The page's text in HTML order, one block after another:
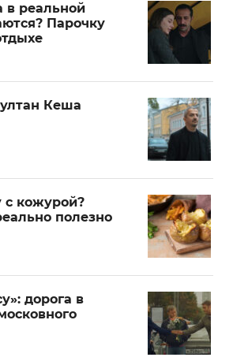
в реальной
Парочку
Кеша
с кожурой?
полезно
дорога в